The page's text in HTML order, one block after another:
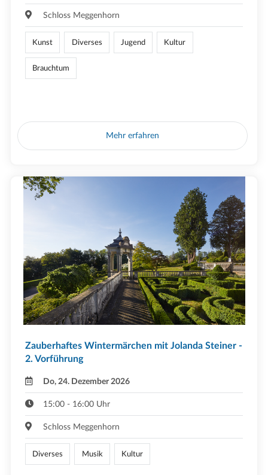
Schloss Meggenhorn
Kunst Diverses Jugend Kultur
Brauchtum
Mehr erfahren
Zauberhaftes Wintermärchen mit Jolanda Steiner -
2. Vorführung
Do, 24. Dezember 2026
15:00 - 16:00 Uhr
Schloss Meggenhorn
Diverses Musik Kultur